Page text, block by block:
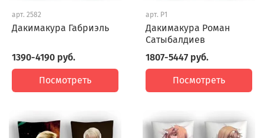
арт. 2582
Дакимакура Габриэль
1390-4190 руб.
Посмотреть
арт. P1
Дакимакура Роман
Сатыбалдиев
1807-5447 руб.
Посмотреть